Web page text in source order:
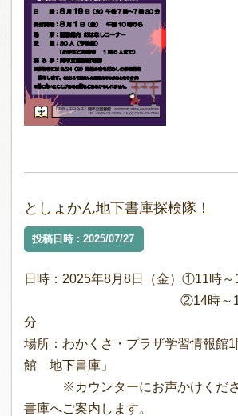
としょかん地下書庫探検隊！
投稿日時 : 2025/07/27
日時：2025年8月8日（金）①11時～
②14時～14
分
場所：わかくさ・プラザ学習情報館
館 地下書庫」
※カウンターにお声かけくださ
書庫へご案内します。